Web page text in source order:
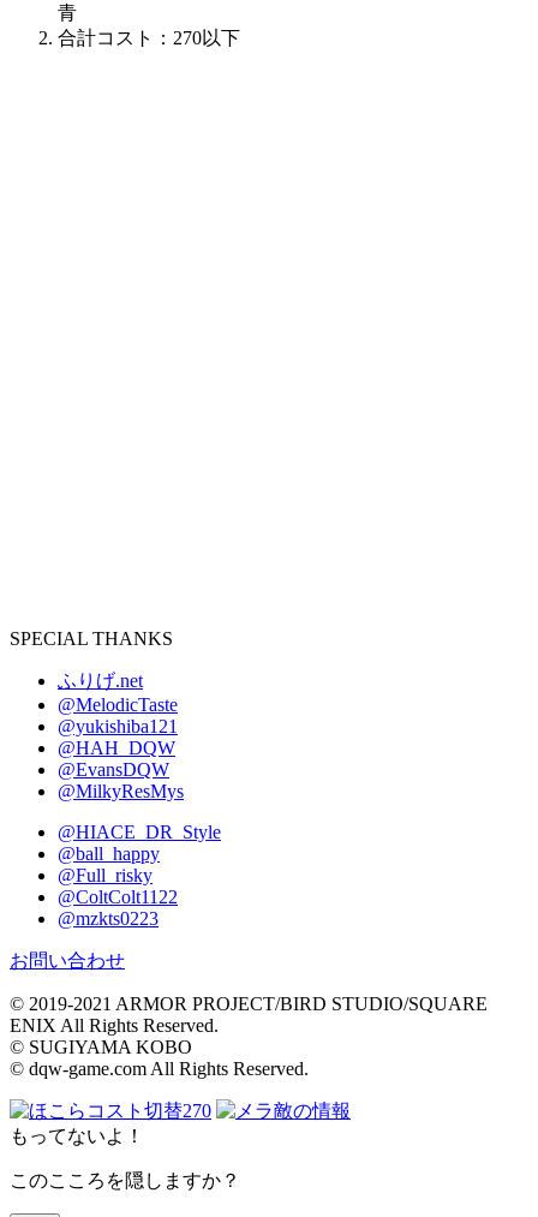
青
合計コスト： 270以下
SPECIAL THANKS
ふりげ.net
@MelodicTaste
@yukishiba121
@HAH_DQW
@EvansDQW
@MilkyResMys
@HIACE_DR_Style
@ball_happy
@Full_risky
@ColtColt1122
@mzkts0223
お問い合わせ
© 2019-2021 ARMOR PROJECT/BIRD STUDIO/SQUARE
ENIX All Rights Reserved.
© SUGIYAMA KOBO
© dqw-game.com All Rights Reserved.
コスト切替270
敵の情報
もってないよ！
このこころを隠しますか？